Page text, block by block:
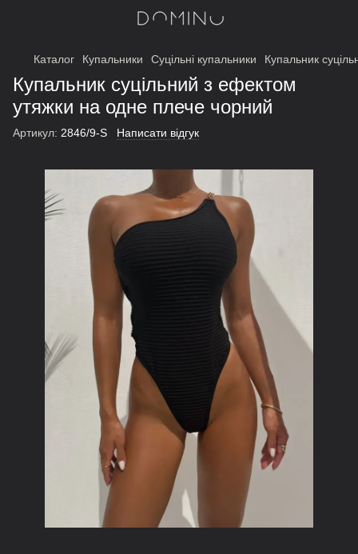
Каталог Купальники Суцільні купальники Купальник
Купальник суцільний з ефектом
утяжки на одне плече чорний
Артикул: 2846/9-S Написати відгук